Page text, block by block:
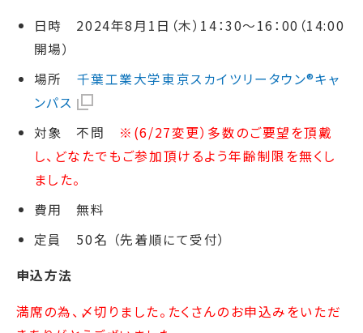
日時 2024年8月1日（木）14：30～16：00（14:00
開場）
場所 千葉工業大学東京スカイツリータウン®キャ
ンパス
対象 不問 ※(6/27変更）多数のご要望を頂戴
し、どなたでもご参加頂けるよう年齢制限を無くし
ました。
費用 無料
定員 50名 （先着順にて受付）
申込方法
満席の為、〆切りました。たくさんのお申込みをいただ